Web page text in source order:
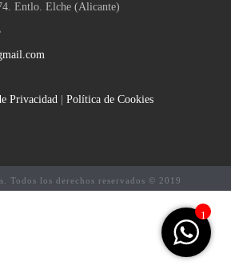
Entlo. Elche (Alicante)
Privacidad |Política de Cookies
Todos los derechos reservados © 2019
1